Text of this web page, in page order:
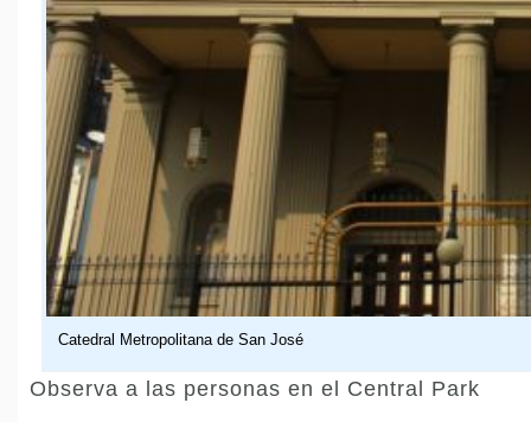
Catedral Metropolitana de San José
Observa a las personas en el Central Park